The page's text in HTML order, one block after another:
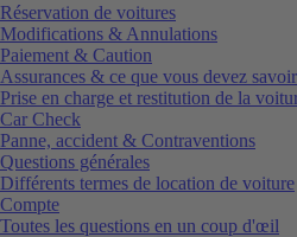
Réservation de voitures
Modifications & Annulations
Paiement & Caution
Assurances & ce que vous devez
Prise en charge et restitution de la
Car Check
Panne, accident & Contraventions
Questions générales
Différents termes de location de voiture
Compte
Toutes les questions en un coup d'œil